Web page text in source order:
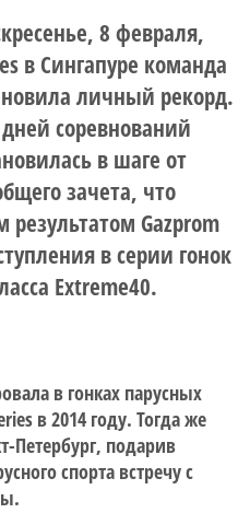
8 февраля,
в Сингапуре команда
личный рекорд.
соревнований
в шаге от
зачета, что
Gazprom
в серии гонок
Extreme40.
в гонках парусных
в 2014 году. Тогда же
Петербург, подарив
спорта встречу с